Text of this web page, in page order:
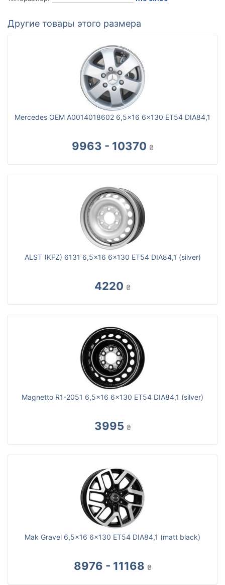
Другие товары этого размера
Mercedes OEM A0014018602 6,5x16 6x130 ET54 DIA84,1
9963 - 10370 ₴
ALST (KFZ) 6131 6,5x16 6x130 ET54 DIA84,1 (silver)
4220 ₴
Magnetto R1-2051 6,5x16 6x130 ET54 DIA84,1 (silver)
3995 ₴
Mak Gravel 6,5x16 6x130 ET54 DIA84,1 (matt black)
8976 - 11168 ₴